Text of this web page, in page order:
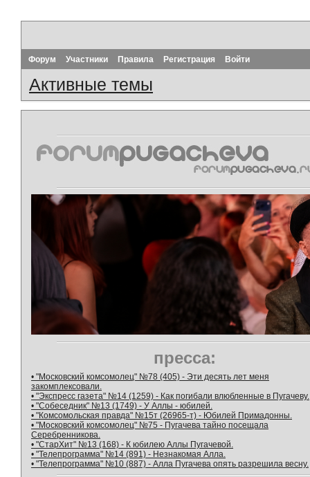
Форум Участники Правила Регистрация Войти
Активные темы
пресса:
• "Московский комсомолец" №78 (405) - Эти десять лет меня
закомплексовали.
• "Экспресс газета" №14 (1259) - Как погибали влюбленные в Пугачеву.
• "Собеседник" №13 (1749) - У Аллы - юбилей.
• "Комсомольская правда" №15т (26965-т) - Юбилей Примадонны.
• "Московский комсомолец" №75 - Пугачева тайно посещала
Серебренникова.
• "СтарХит" №13 (168) - К юбилею Аллы Пугачевой.
• "Телепрограмма" №14 (891) - Незнакомая Алла.
• "Телепрограмма" №10 (887) - Алла Пугачева опять разрешила весну.